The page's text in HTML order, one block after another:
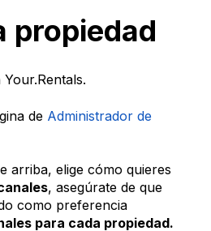
propiedad
Your.Rentals.
de Administrador de
arriba, elige cómo quieres
, asegúrate de que
como preferencia
para cada propiedad.